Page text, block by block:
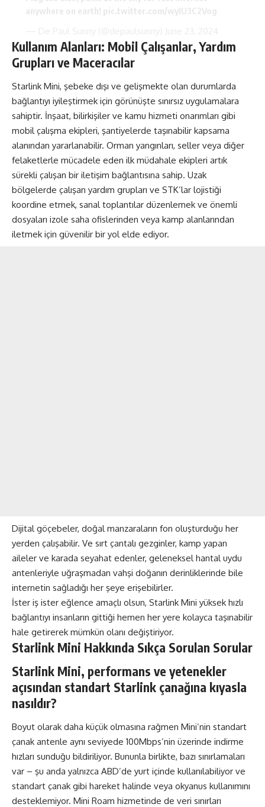
Kullanım Alanları: Mobil Çalışanlar, Yardım
Grupları ve Maceracılar
Starlink Mini, şebeke dışı ve gelişmekte olan durumlarda
bağlantıyı iyileştirmek için görünüşte sınırsız uygulamalara
sahiptir. İnşaat, bilirkişiler ve kamu hizmeti onarımları gibi
mobil çalışma ekipleri, şantiyelerde taşınabilir kapsama
alanından yararlanabilir. Orman yangınları, seller veya diğer
felaketlerle mücadele eden ilk müdahale ekipleri artık
sürekli çalışan bir iletişim bağlantısına sahip. Uzak
bölgelerde çalışan yardım grupları ve STK’lar lojistiği
koordine etmek, sanal toplantılar düzenlemek ve önemli
dosyaları izole saha ofislerinden veya kamp alanlarından
iletmek için güvenilir bir yol elde ediyor.
Dijital göçebeler, doğal manzaraların fon oluşturduğu her
yerden çalışabilir. Ve sırt çantalı gezginler, kamp yapan
aileler ve karada seyahat edenler, geleneksel hantal uydu
antenleriyle uğraşmadan vahşi doğanın derinliklerinde bile
internetin sağladığı her şeye erişebilirler.
İster iş ister eğlence amaçlı olsun, Starlink Mini yüksek hızlı
bağlantıyı insanların gittiği hemen her yere kolayca taşınabilir
hale getirerek mümkün olanı değiştiriyor.
Starlink Mini Hakkında Sıkça Sorulan Sorular
Starlink Mini, performans ve yetenekler
açısından standart Starlink çanağına kıyasla
nasıldır?
Boyut olarak daha küçük olmasına rağmen Mini’nin standart
çanak antenle aynı seviyede 100Mbps’nin üzerinde indirme
hızları sunduğu bildiriliyor. Bununla birlikte, bazı sınırlamaları
var – şu anda yalnızca ABD’de yurt içinde kullanılabiliyor ve
standart çanak gibi hareket halinde veya okyanus kullanımını
desteklemiyor. Mini Roam hizmetinde de veri sınırları